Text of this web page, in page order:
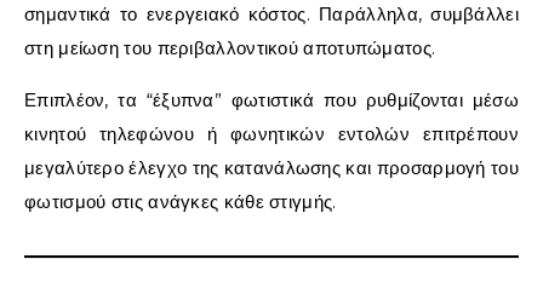
σημαντικά το ενεργειακό κόστος. Παράλληλα, συμβάλλει
στη μείωση του περιβαλλοντικού αποτυπώματος.
Επιπλέον, τα “έξυπνα” φωτιστικά που ρυθμίζονται μέσω
κινητού τηλεφώνου ή φωνητικών εντολών επιτρέπουν
μεγαλύτερο έλεγχο της κατανάλωσης και προσαρμογή του
φωτισμού στις ανάγκες κάθε στιγμής.